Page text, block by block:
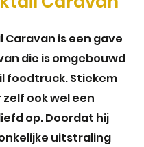
Caravan is een gave
die is omgebouwd
foodtruck. Stiekem
zelf ook wel een
op. Doordat hij
uitstraling